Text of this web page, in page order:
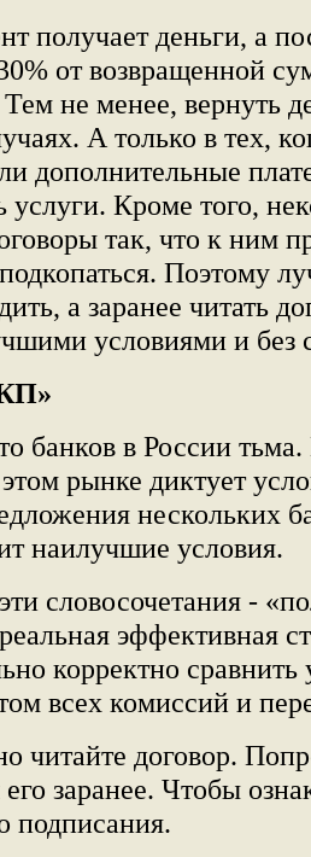
получает деньги, а
от возвращенной
не менее, вернуть
А только в тех,
дополнительные
услуги. Кроме того,
так, что к ним
Поэтому
а заранее читать
условиями и без
банков в России
рынке диктует
нескольких
наилучшие условия.
словосочетания -
эффективная
корректно сравнить
всех комиссий и
читайте договор.
его заранее. Чтобы
подписания.